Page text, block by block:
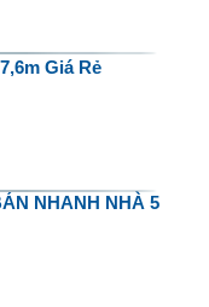
Giá Rẻ
NHANH NHÀ 5